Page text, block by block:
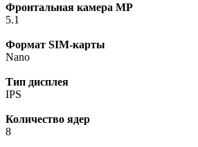
Фронтальная камера МР
5.1
Формат SIM-карты
Nano
Тип дисплея
IPS
Количество ядер
8